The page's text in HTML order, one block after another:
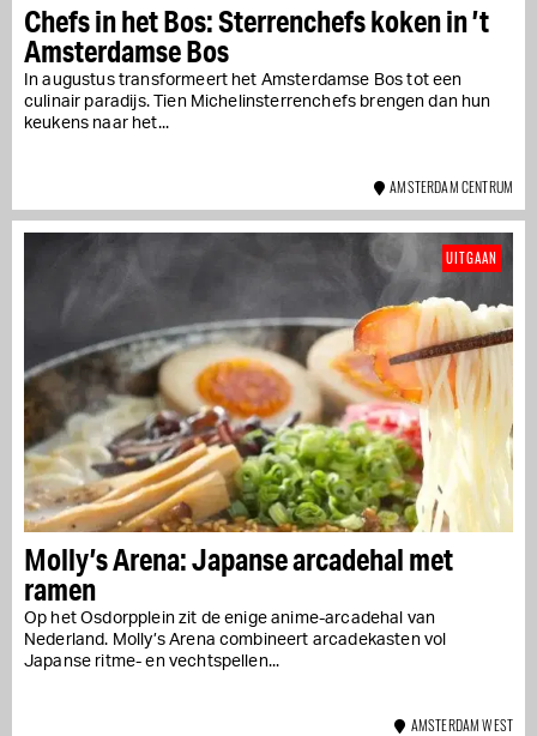
Chefs in het Bos: Sterrenchefs koken in ’t
Amsterdamse Bos
In augustus transformeert het Amsterdamse Bos tot een
culinair paradijs. Tien Michelinsterrenchefs brengen dan hun
keukens naar het...
AMSTERDAM CENTRUM
Molly’s Arena: Japanse arcadehal met
ramen
Op het Osdorpplein zit de enige anime-arcadehal van
Nederland. Molly’s Arena combineert arcadekasten vol
Japanse ritme- en vechtspellen...
UITGAAN
AMSTERDAM WEST